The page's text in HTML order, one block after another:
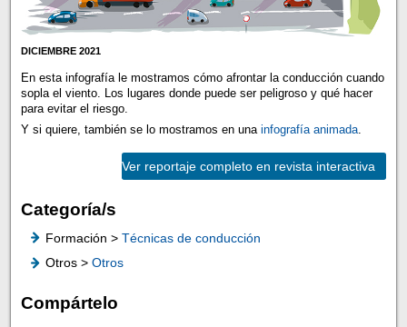
DICIEMBRE 2021
En esta infografía le mostramos cómo afrontar la conducción cuando
sopla el viento. Los lugares donde puede ser peligroso y qué hacer
para evitar el riesgo.
Y si quiere, también se lo mostramos en una infografía animada.
Ver reportaje completo en revista interactiva
Categoría/s
Formación > Técnicas de conducción
Otros > Otros
Compártelo